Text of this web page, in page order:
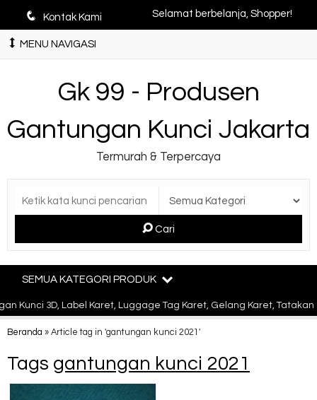
q Kontak Kami Selamat berbelanja, Shopper!
MENU NAVIGASI
Gk 99 - Produsen
Gantungan Kunci Jakarta
Termurah & Terpercaya
Cari
SEMUA KATEGORI PRODUK
Kunci 3D, Label Karet, Luggage Tag Karet, Gelang Karet,
Beranda » Article tag in 'gantungan kunci 2021'
Tags gantungan kunci 2021